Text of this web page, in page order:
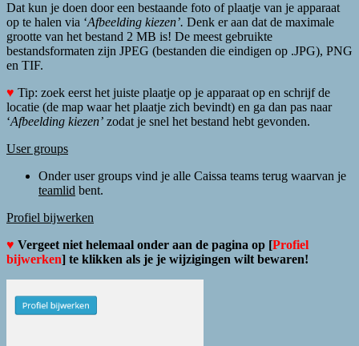
Dat kun je doen door een bestaande foto of plaatje van je apparaat
op te halen via ‘Afbeelding kiezen’. Denk er aan dat de maximale
grootte van het bestand 2 MB is! De meest gebruikte
bestandsformaten zijn JPEG (bestanden die eindigen op .JPG), PNG
en TIF.
♥ Tip: zoek eerst het juiste plaatje op je apparaat op en schrijf de
locatie (de map waar het plaatje zich bevindt) en ga dan pas naar
‘Afbeelding kiezen’ zodat je snel het bestand hebt gevonden.
User groups
Onder user groups vind je alle Caissa teams terug waarvan je
teamlid bent.
Profiel bijwerken
♥ Vergeet niet helemaal onder aan de pagina op [Profiel
bijwerken] te klikken als je je wijzigingen wilt bewaren!